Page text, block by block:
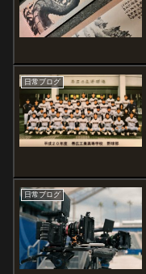
日常ブログ
日常ブログ